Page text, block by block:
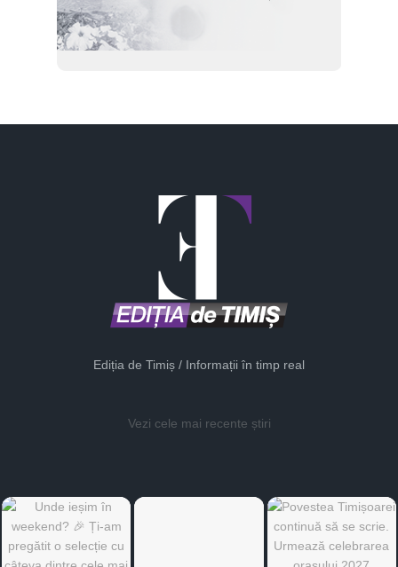
Ediția de Timiș / Informații în timp real
Vezi cele mai recente știri